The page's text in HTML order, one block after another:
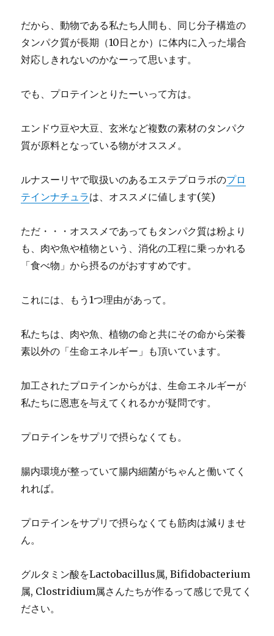
だから、動物である私たち人間も、同じ分子構造の
タンパク質が長期（10日とか）に体内に入った場合
対応しきれないのかなーって思います。
でも、プロテインとりたーいって方は。
エンドウ豆や大豆、玄米など複数の素材のタンパク
質が原料となっている物がオススメ。
ルナスーリヤで取扱いのあるエステプロラボのプロ
テインナチュラは、オススメに値します(笑)
ただ・・・オススメであってもタンパク質は粉より
も、肉や魚や植物という、消化の工程に乗っかれる
「食べ物」から摂るのがおすすめです。
これには、もう1つ理由があって。
私たちは、肉や魚、植物の命と共にその命から栄養
素以外の「生命エネルギー」も頂いています。
加工されたプロテインからがは、生命エネルギーが
私たちに恩恵を与えてくれるかが疑問です。
プロテインをサプリで摂らなくても。
腸内環境が整っていて腸内細菌がちゃんと働いてく
れれば。
プロテインをサプリで摂らなくても筋肉は減りませ
ん。
グルタミン酸をLactobacillus属, Bifidobacterium
属, Clostridium属さんたちが作るって感じで見てく
ださい。